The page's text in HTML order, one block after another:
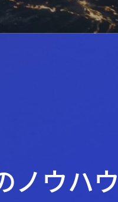
ノウハ